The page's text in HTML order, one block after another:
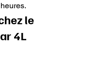
le
4L